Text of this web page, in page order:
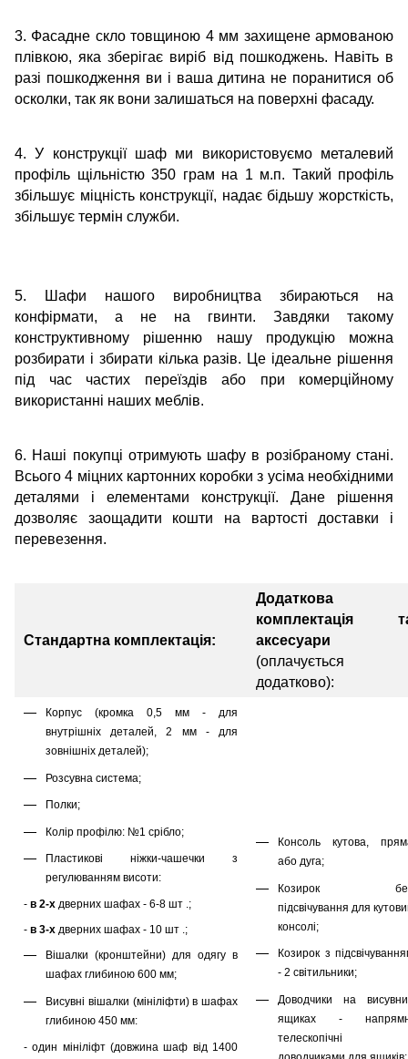
3. Фасадне скло товщиною 4 мм захищене армованою
плівкою, яка зберігає виріб від пошкоджень. Навіть в
разі пошкодження ви і ваша дитина не поранитися об
осколки, так як вони залишаться на поверхні фасаду.
4. У конструкції шаф ми використовуємо металевий
профіль щільністю 350 грам на 1 м.п. Такий профіль
збільшує міцність конструкції, надає бідьшу жорсткість,
збільшує термін служби.
5. Шафи нашого виробництва збираються на
конфірмати, а не на гвинти. Завдяки такому
конструктивному рішенню нашу продукцію можна
розбирати і збирати кілька разів. Це ідеальне рішення
під час частих переїздів або при комерційному
використанні наших меблів.
6. Наші покупці отримують шафу в розібраному стані.
Всього 4 міцних картонних коробки з усіма необхідними
деталями і елементами конструкції. Дане рішення
дозволяє заощадити кошти на вартості доставки і
перевезення.
Стандартна комплектація:
Додаткова
комплектація
аксесуари
(оплачується
додатково):
Корпус (кромка 0,5 мм - для
внутрішніх деталей, 2 мм - для
зовнішніх деталей);
Розсувна система;
Полки;
Колір профілю: №1 срібло;
Пластикові ніжки-чашечки з
регулюванням висоти:
- в 2-х дверних шафах - 6-8 шт .;
- в 3-х дверних шафах - 10 шт .;
Вішалки (кронштейни) для одягу в
шафах глибиною 600 мм;
Висувні вішалки (мініліфти) в шафах
глибиною 450 мм:
- один мініліфт (довжина шаф від 1400
Консоль кутова,
або дуга;
Козирок
підсвічування для
консолі;
Козирок з
- 2 світильники;
Доводчики на
ящиках -
телескопічні